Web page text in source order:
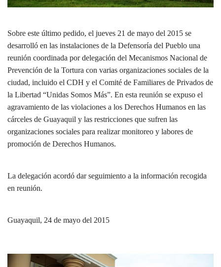
Sobre este último pedido, el jueves 21 de mayo del 2015 se
desarrolló en las instalaciones de la Defensoría del Pueblo una
reunión coordinada por delegación del Mecanismos Nacional de
Prevención de la Tortura con varias organizaciones sociales de la
ciudad, incluido el CDH y el Comité de Familiares de Privados de
la Libertad “Unidas Somos Más”. En esta reunión se expuso el
agravamiento de las violaciones a los Derechos Humanos en las
cárceles de Guayaquil y las restricciones que sufren las
organizaciones sociales para realizar monitoreo y labores de
promoción de Derechos Humanos.
La delegación acordó dar seguimiento a la información recogida
en reunión.
Guayaquil, 24 de mayo del 2015